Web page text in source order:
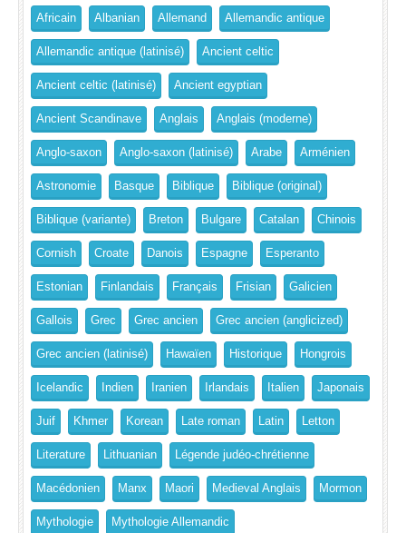
Africain Albanian Allemand Allemandic antique
Allemandic antique (latinisé) Ancient celtic
Ancient celtic (latinisé) Ancient egyptian
Ancient Scandinave Anglais Anglais (moderne)
Anglo-saxon Anglo-saxon (latinisé) Arabe Arménien
Astronomie Basque Biblique Biblique (original)
Biblique (variante) Breton Bulgare Catalan Chinois
Cornish Croate Danois Espagne Esperanto
Estonian Finlandais Français Frisian Galicien
Gallois Grec Grec ancien Grec ancien (anglicized)
Grec ancien (latinisé) Hawaïen Historique Hongrois
Icelandic Indien Iranien Irlandais Italien Japonais
Juif Khmer Korean Late roman Latin Letton
Literature Lithuanian Légende judéo-chrétienne
Macédonien Manx Maori Medieval Anglais Mormon
Mythologie Mythologie Allemandic